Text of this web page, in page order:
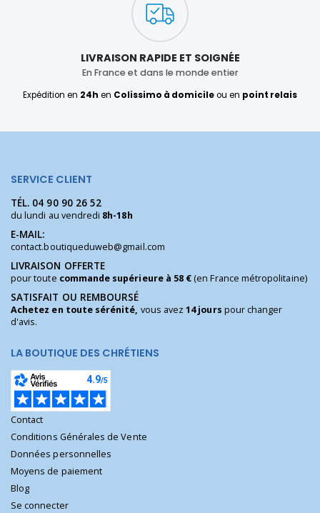
LIVRAISON RAPIDE ET SOIGNÉE
En France et dans le monde entier
Expédition en 24h en Colissimo à domicileou en point relais
SERVICE CLIENT
TÉL. 04 90 90 26 52
du lundi au vendredi 8h-18h
E-MAIL:
contact.boutiqueduweb@gmail.com
LIVRAISON OFFERTE
pour toute commande supérieure à 58 €(en France métropolitaine)
SATISFAIT OU REMBOURSÉ
Achetez en toute sérénité, vous avez14 jours pour changer
d'avis.
LA BOUTIQUE DES CHRÉTIENS
Contact
Conditions Générales de Vente
Données personnelles
Moyens de paiement
Blog
Se connecter